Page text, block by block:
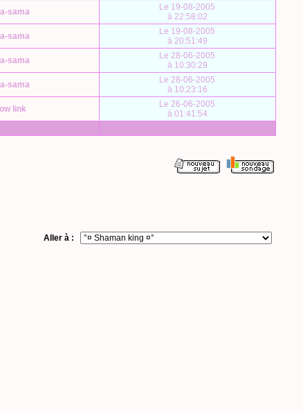
sama
Le 19-08-2005
à 22:58:02
sama
Le 19-08-2005
à 20:51:49
sama
Le 28-06-2005
à 10:30:29
sama
Le 28-06-2005
à 10:23:16
link
Le 26-06-2005
à 01:41:54
Aller à :